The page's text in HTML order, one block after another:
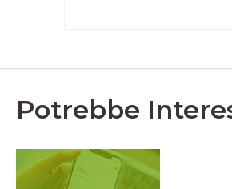
Potrebbe